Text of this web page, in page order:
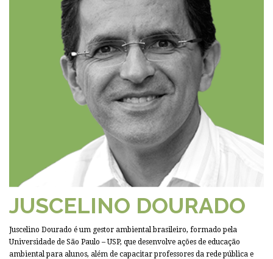
JUSCELINO DOURADO
Juscelino Dourado é um gestor ambiental brasileiro, formado pela
Universidade de São Paulo – USP, que desenvolve ações de educação
ambiental para alunos, além de capacitar professores da rede pública e